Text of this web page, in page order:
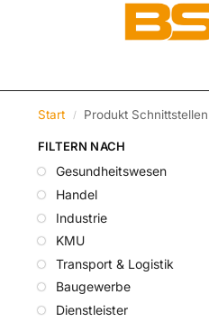
Start / Produkt Schnittstellen
FILTERN NACH
Gesundheitswesen
Handel
Industrie
KMU
Transport & Logistik
Baugewerbe
Dienstleister